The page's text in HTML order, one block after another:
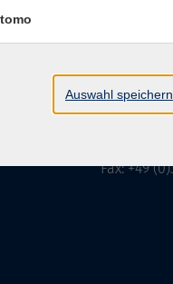
04109
Fax: +49
Auswahl speichern